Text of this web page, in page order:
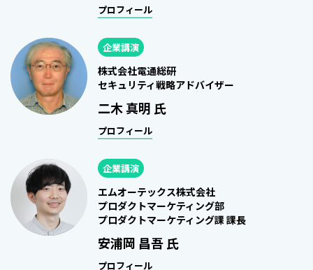
プロフィール
企業講演
株式会社電通総研
セキュリティ戦略アドバイザー
二木 真明 氏
プロフィール
企業講演
エムオーテックス株式会社
プロダクトマーケティング部
プロダクトマーケティング課 課長
安浦岡 昌吾 氏
プロフィール